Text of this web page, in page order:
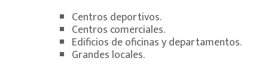
Centros deportivos.
Centros comerciales.
Edificios de oficinas y departamentos.
Grandes locales.